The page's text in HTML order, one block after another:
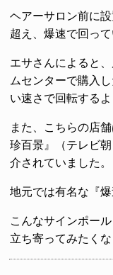
ヘアーサロン前に
超え、爆速で回って
エサさんによると
ムセンターで購入
い速さで回転する
また、こちらの店
珍百景』（テレビ
介されていました。
地元では有名な『
こんなサインポー
立ち寄ってみたくな